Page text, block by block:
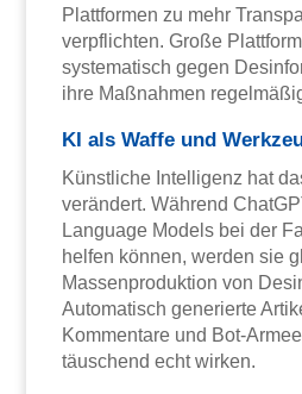
Plattformen zu mehr
verpflichten. Große
systematisch gegen
ihre Maßnahmen
KI als Waffe und
Künstliche Intelligenz hat
verändert. Während
Language Models bei der
helfen können, werden sie
Massenproduktion von
Automatisch generierte
Kommentare und Bot-
täuschend echt wirken.